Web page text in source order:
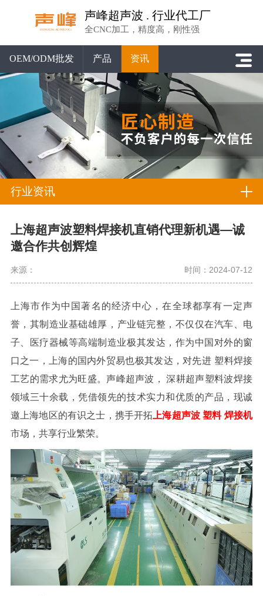
声峰超声波 . 行业代工厂
全CNC加工，精度高，刚性强
OEM/ODM批发 产品 资讯
行业资讯
上海超声波塑料焊接机直销代理新机遇—诚
邀合作共创辉煌
来源： 时间：2024-07-12
上海市作为中国著名的经济中心，在全球都享有一定声
誉 ，其制造业基础雄厚，产业链完整， 不仅仅在汽车、电
子、医疗器械等高端制造业极其发达，作为中国对外的窗
口之一，上海的国内外贸易也极其发达， 对先进 塑料焊接
工艺的需求尤为旺盛。声峰超声波 ，深耕超声塑料波焊接
领域三十余载，凭借领先的技术实力和优质的产品，现诚
邀上海地区的有识之士，携手开拓 上海超声波 塑料 焊接机
市场，共享行业繁荣。